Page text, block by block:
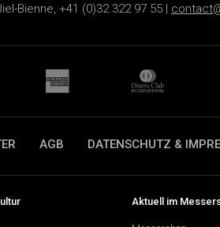
Bienne, +41 (0)32 322 97 55 |
AGB DATENSCHUTZ &
Aktuell im